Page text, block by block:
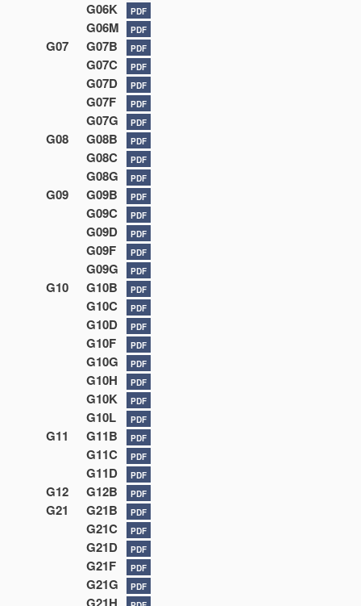
G06K PDF
G06M PDF
G07 G07B PDF
G07C PDF
G07D PDF
G07F PDF
G07G PDF
G08 G08B PDF
G08C PDF
G08G PDF
G09 G09B PDF
G09C PDF
G09D PDF
G09F PDF
G09G PDF
G10 G10B PDF
G10C PDF
G10D PDF
G10F PDF
G10G PDF
G10H PDF
G10K PDF
G10L PDF
G11 G11B PDF
G11C PDF
G11D PDF
G12 G12B PDF
G21 G21B PDF
G21C PDF
G21D PDF
G21F PDF
G21G PDF